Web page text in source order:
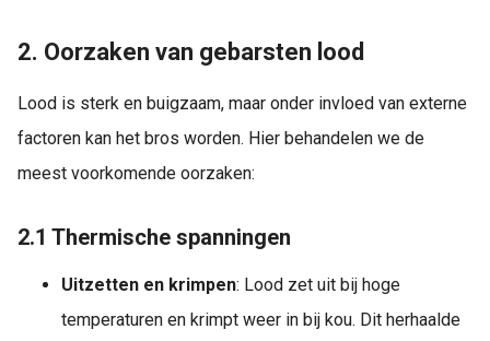
2. Oorzaken van gebarsten lood
Lood is sterk en buigzaam, maar onder invloed van externe
factoren kan het bros worden. Hier behandelen we de
meest voorkomende oorzaken:
2.1 Thermische spanningen
Uitzetten en krimpen: Lood zet uit bij hoge
temperaturen en krimpt weer in bij kou. Dit herhaalde